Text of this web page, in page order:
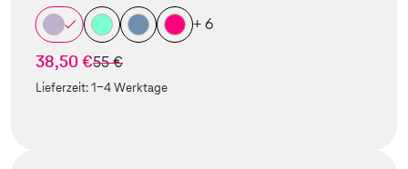
+ 6
38,50 €statt
55 €
Lieferzeit:1-4 Werktage